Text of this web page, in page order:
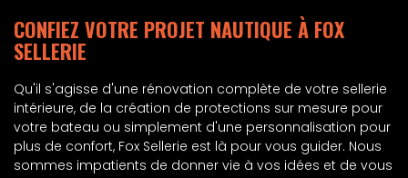
CONFIEZ VOTRE PROJET NAUTIQUE À FOX
SELLERIE
Qu'il s'agisse d'une rénovation complète de votre sellerie
intérieure, de la création de protections sur mesure pour
votre bateau ou simplement d'une personnalisation pour
plus de confort, Fox Sellerie est là pour vous guider. Nous
sommes impatients de donner vie à vos idées et de vous